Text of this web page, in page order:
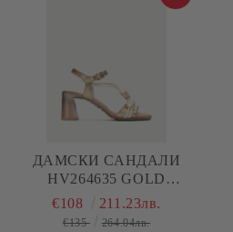
ДАМСКИ САНДАЛИ
HV264635 GOLD
HISPANITAS
€108 211.23лв.
€135 264.04лв.